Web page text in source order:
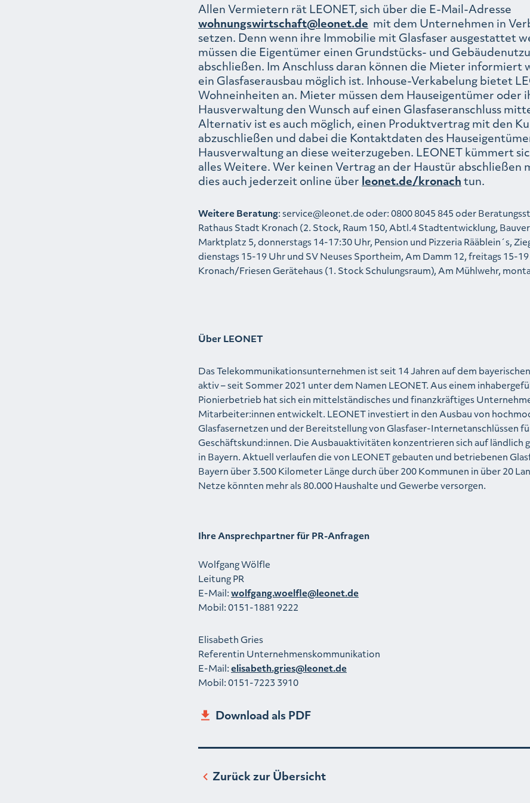
Allen Vermietern rät LEONET, sich über die E-Mail-Adresse
wohnungswirtschaft@leonet.de mit dem Unternehmen in
setzen. Denn wenn ihre Immobilie mit Glasfaser ausgestattet
müssen die Eigentümer einen Grundstücks- und
abschließen. Im Anschluss daran können die Mieter informiert
ein Glasfaserausbau möglich ist. Inhouse-Verkabelung bietet
Wohneinheiten an. Mieter müssen dem Hauseigentümer oder
Hausverwaltung den Wunsch auf einen Glasfaseranschluss
Alternativ ist es auch möglich, einen Produktvertrag mit den
abzuschließen und dabei die Kontaktdaten des
Hausverwaltung an diese weiterzugeben. LEONET kümmert
alles Weitere. Wer keinen Vertrag an der Haustür abschließen
dies auch jederzeit online über leonet.de/kronach tun.
Weitere Beratung: service@leonet.de oder: 0800 8045 845 oder
Rathaus Stadt Kronach (2. Stock, Raum 150, Abtl.4 Stadtentwicklung,
Marktplatz 5, donnerstags 14-17:30 Uhr, Pension und Pizzeria Rääblein´s,
dienstags 15-19 Uhr und SV Neuses Sportheim, Am Damm 12, freitags 15-
Kronach/Friesen Gerätehaus (1. Stock Schulungsraum), Am Mühlwehr,
Über LEONET
Das Telekommunikationsunternehmen ist seit 14 Jahren auf dem
aktiv – seit Sommer 2021 unter dem Namen LEONET. Aus einem
Pionierbetrieb hat sich ein mittelständisches und finanzkräftiges
Mitarbeiter:innen entwickelt. LEONET investiert in den Ausbau von
Glasfasernetzen und der Bereitstellung von Glasfaser-Internetanschlüssen
Geschäftskund:innen. Die Ausbauaktivitäten konzentrieren sich auf ländlich
in Bayern. Aktuell verlaufen die von LEONET gebauten und betriebenen
Bayern über 3.500 Kilometer Länge durch über 200 Kommunen in über 20
Netze könnten mehr als 80.000 Haushalte und Gewerbe versorgen.
Ihre Ansprechpartner für PR-Anfragen
Wolfgang Wölfle
Leitung PR
E-Mail:wolfgang.woelfle@leonet.de
Mobil: 0151-1881 9222
Elisabeth Gries
Referentin Unternehmenskommunikation
E-Mail:elisabeth.gries@leonet.de
Mobil: 0151-7223 3910
Download als PDF
Zurück zur Übersicht